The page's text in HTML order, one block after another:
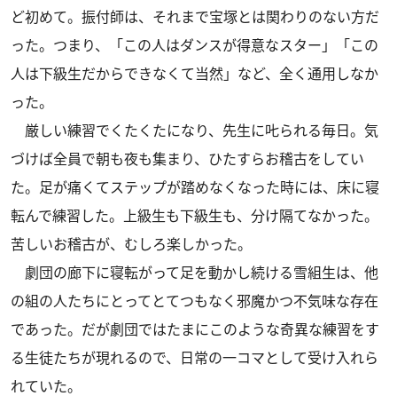
ど初めて。振付師は、それまで宝塚とは関わりのない方だ
った。つまり、「この人はダンスが得意なスター」「この
人は下級生だからできなくて当然」など、全く通用しなか
った。
厳しい練習でくたくたになり、先生に𠮟られる毎日。気
づけば全員で朝も夜も集まり、ひたすらお稽古をしてい
た。足が痛くてステップが踏めなくなった時には、床に寝
転んで練習した。上級生も下級生も、分け隔てなかった。
苦しいお稽古が、むしろ楽しかった。
劇団の廊下に寝転がって足を動かし続ける雪組生は、他
の組の人たちにとってとてつもなく邪魔かつ不気味な存在
であった。だが劇団ではたまにこのような奇異な練習をす
る生徒たちが現れるので、日常の一コマとして受け入れら
れていた。